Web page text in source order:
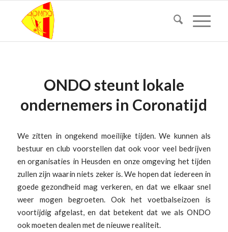
ONDO steunt lokale
ondernemers in Coronatijd
We zitten in ongekend moeilijke tijden. We kunnen als
bestuur en club voorstellen dat ook voor veel bedrijven
en organisaties in Heusden en onze omgeving het tijden
zullen zijn waarin niets zeker is. We hopen dat iedereen in
goede gezondheid mag verkeren, en dat we elkaar snel
weer mogen begroeten. Ook het voetbalseizoen is
voortijdig afgelast, en dat betekent dat we als ONDO
ook moeten dealen met de nieuwe realiteit.